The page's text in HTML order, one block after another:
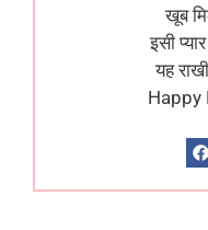
खूब
इसी
यह
Happy